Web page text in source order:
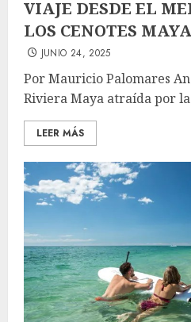
VIAJE DESDE EL
LOS CENOTES
JUNIO 24, 2025
Por Mauricio Palomares
Riviera Maya atraída por
LEER MÁS